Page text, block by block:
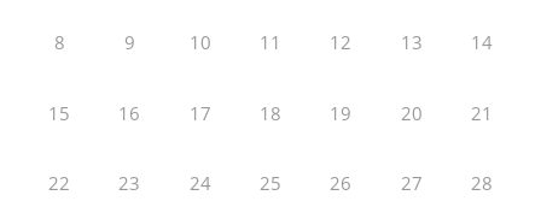
8 9 10 11 12 13 14
15 16 17 18 19 20 21
22 23 24 25 26 27 28